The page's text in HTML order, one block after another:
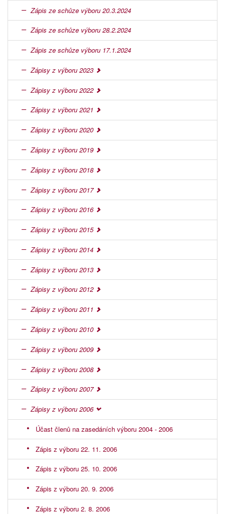
Zápis ze schůze výboru 20.3.2024
Zápis ze schůze výboru 28.2.2024
Zápis ze schůze výboru 17.1.2024
Zápisy z výboru 2023
Zápisy z výboru 2022
Zápisy z výboru 2021
Zápisy z výboru 2020
Zápisy z výboru 2019
Zápisy z výboru 2018
Zápisy z výboru 2017
Zápisy z výboru 2016
Zápisy z výboru 2015
Zápisy z výboru 2014
Zápisy z výboru 2013
Zápisy z výboru 2012
Zápisy z výboru 2011
Zápisy z výboru 2010
Zápisy z výboru 2009
Zápisy z výboru 2008
Zápisy z výboru 2007
Zápisy z výboru 2006
Účast členů na zasedáních výboru 2004 - 2006
Zápis z výboru 22. 11. 2006
Zápis z výboru 25. 10. 2006
Zápis z výboru 20. 9. 2006
Zápis z výboru 2. 8. 2006